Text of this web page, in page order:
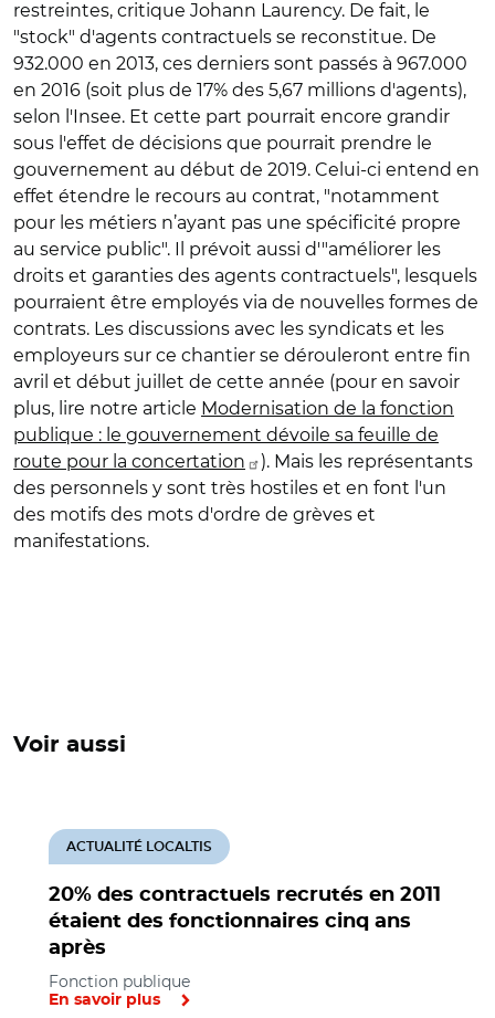
restreintes, critique Johann Laurency. De fait, le
"stock" d'agents contractuels se reconstitue. De
932.000 en 2013, ces derniers sont passés à 967.000
en 2016 (soit plus de 17% des 5,67 millions d'agents),
selon l'Insee. Et cette part pourrait encore grandir
sous l'effet de décisions que pourrait prendre le
gouvernement au début de 2019. Celui-ci entend en
effet étendre le recours au contrat, "notamment
pour les métiers n’ayant pas une spécificité propre
au service public". Il prévoit aussi d'"améliorer les
droits et garanties des agents contractuels", lesquels
pourraient être employés via de nouvelles formes de
contrats. Les discussions avec les syndicats et les
employeurs sur ce chantier se dérouleront entre fin
avril et début juillet de cette année (pour en savoir
plus, lire notre article Modernisation de la fonction
publique : le gouvernement dévoile sa feuille de
route pour la concertation
). Mais les représentants
des personnels y sont très hostiles et en font l'un
des motifs des mots d'ordre de grèves et
manifestations.
Voir aussi
20% des contractuels recrutés en 2011
étaient des fonctionnaires cinq ans
après
ACTUALITÉ LOCALTIS
Fonction publique
En savoir plus